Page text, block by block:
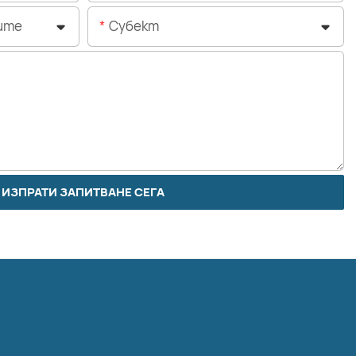
Субект
ИЗПРАТИ ЗАПИТВАНЕ СЕГА